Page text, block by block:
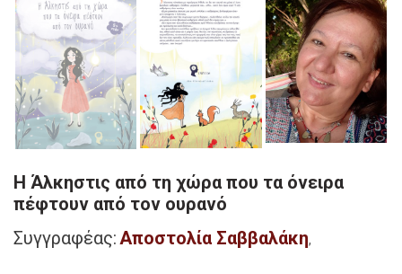
Η Άλκηστις από τη χώρα που τα όνειρα
πέφτουν από τον ουρανό
Συγγραφέας: Αποστολία Σαββαλάκη,